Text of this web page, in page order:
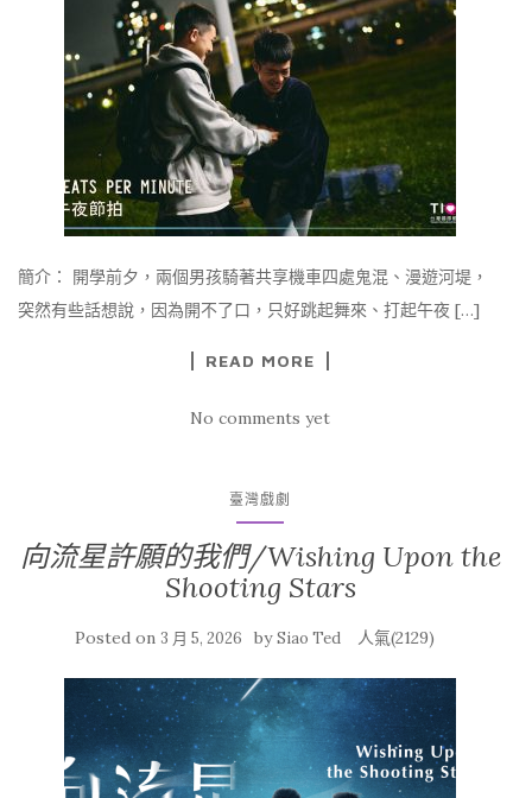
簡介： 開學前夕，兩個男孩騎著共享機車四處鬼混、漫遊河堤，
突然有些話想說，因為開不了口，只好跳起舞來、打起午夜 […]
READ MORE
No comments yet
臺灣戲劇
向流星許願的我們/Wishing Upon the
Shooting Stars
Posted on 3 月 5, 2026 bySiao Ted 人氣(2129)